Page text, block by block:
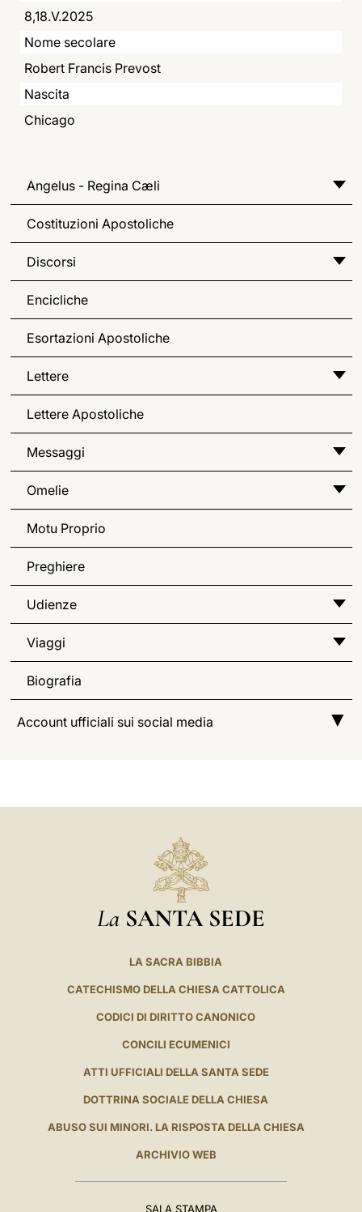
8,18.V.2025
Nome secolare
Robert Francis Prevost
Nascita
Chicago
Angelus - Regina Cæli
Costituzioni Apostoliche
Discorsi
Encicliche
Esortazioni Apostoliche
Lettere
Lettere Apostoliche
Messaggi
Omelie
Motu Proprio
Preghiere
Udienze
Viaggi
Biografia
Account ufficiali sui social media
La SANTA SEDE
LA SACRA BIBBIA
CATECHISMO DELLA CHIESA CATTOLICA
CODICI DI DIRITTO CANONICO
CONCILI ECUMENICI
ATTI UFFICIALI DELLA SANTA SEDE
DOTTRINA SOCIALE DELLA CHIESA
ABUSO SUI MINORI. LA RISPOSTA DELLA CHIESA
ARCHIVIO WEB
SALA STAMPA